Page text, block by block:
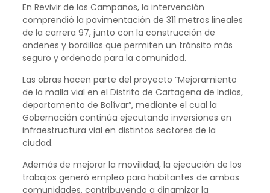
En Revivir de los Campanos, la intervención
comprendió la pavimentación de 311 metros lineales
de la carrera 97, junto con la construcción de
andenes y bordillos que permiten un tránsito más
seguro y ordenado para la comunidad.
Las obras hacen parte del proyecto “Mejoramiento
de la malla vial en el Distrito de Cartagena de Indias,
departamento de Bolívar”, mediante el cual la
Gobernación continúa ejecutando inversiones en
infraestructura vial en distintos sectores de la
ciudad.
Además de mejorar la movilidad, la ejecución de los
trabajos generó empleo para habitantes de ambas
comunidades, contribuyendo a dinamizar la